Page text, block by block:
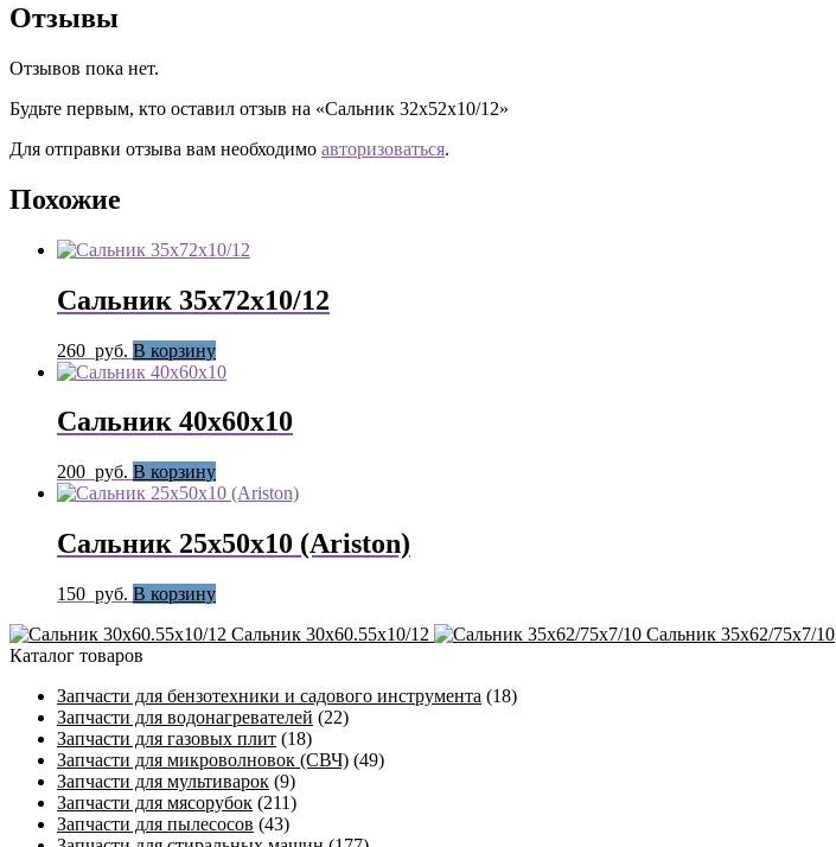
Отзывы
Отзывов пока нет.
Будьте первым, кто оставил отзыв на «Сальник 32х52х10/12»
Для отправки отзыва вам необходимо авторизоваться.
Похожие
Сальник 35х72х10/12
260 руб. В корзину
Сальник 40х60х10
200 руб. В корзину
Сальник 25х50х10 (Ariston)
150 руб. В корзину
Сальник 30х60.55х10/12
Сальник 35х62/75х7/10
Каталог товаров
Запчасти для бензотехники и садового инструмента (18)
Запчасти для водонагревателей (22)
Запчасти для газовых плит (18)
Запчасти для микроволновок (СВЧ) (49)
Запчасти для мультиварок (9)
Запчасти для мясорубок (211)
Запчасти для пылесосов (43)